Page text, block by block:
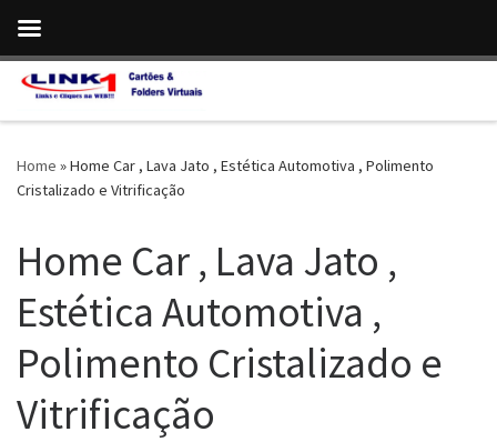
Skip to content
Home »Home Car , Lava Jato , Estética Automotiva , Polimento
Cristalizado e Vitrificação
Home Car , Lava Jato ,
Estética Automotiva ,
Polimento Cristalizado e
Vitrificação